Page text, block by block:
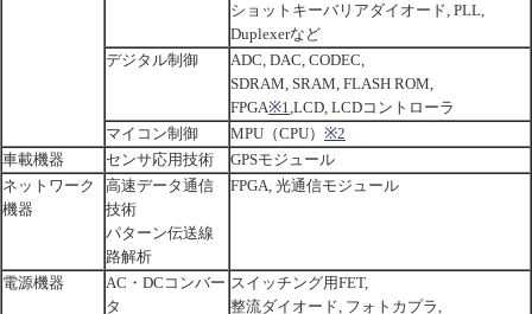
ショットキーバリアダイオード , PLL,
Duplexerなど
デジタル制御
ADC, DAC, CODEC,
SDRAM, SRAM, FLASH ROM,
FPGA※1 ,LCD, LCDコントローラ
マイコン制御
MPU （CPU） ※2
車載機器
センサ応用技術 GPSモジュール
ネットワーク
機器
高速データ通信
技術
パターン伝送線
路解析
FPGA, 光通信モジュール
電源機器 AC ・ DC コンバー
タ
スイッチング用FET,
整流ダイオード フォトカプラ